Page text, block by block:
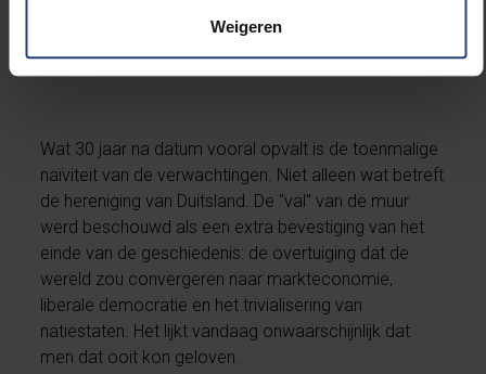
Weigeren
Wat 30 jaar na datum vooral opvalt is de toenmalige
naïviteit van de verwachtingen. Niet alleen wat betreft
de hereniging van Duitsland. De "val" van de muur
werd beschouwd als een extra bevestiging van het
einde van de geschiedenis: de overtuiging dat de
wereld zou convergeren naar markteconomie,
liberale democratie en het trivialisering van
natiestaten. Het lijkt vandaag onwaarschijnlijk dat
men dat ooit kon geloven.